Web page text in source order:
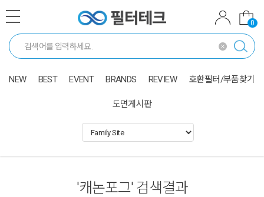
0
NEW BEST EVENT BRANDS REVIEW 호환필터/부품찾기
도면게시판
'캐논포그' 검색결과